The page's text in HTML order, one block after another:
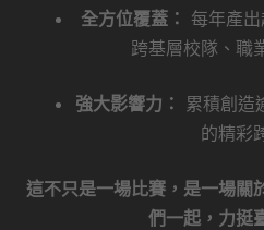
全方位覆蓋： 每年產
跨基層校隊、職
強大影響力：
累積創造
的精彩
這不只是一場比賽，是一場關
們一起，力挺